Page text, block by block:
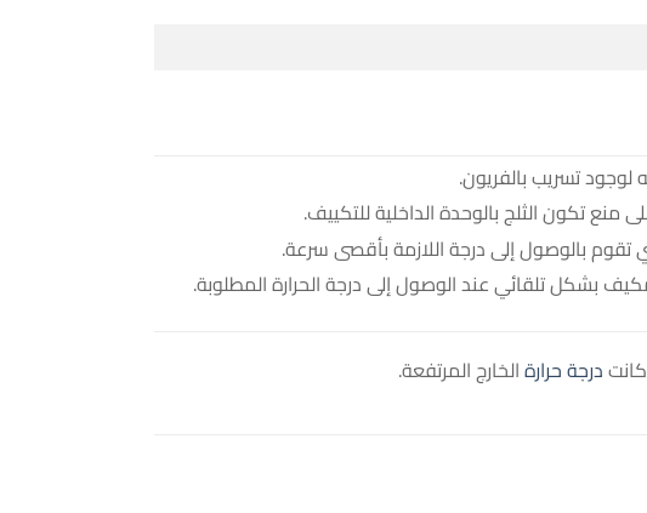
لوجود تسريب بالفريون.
تكون الثلج بالوحدة الداخلية للتكييف.
تقوم بالوصول إلى درجة اللازمة بأقصى سرعة.
بشكل تلقائي عند الوصول إلى درجة الحرارة المطلوبة.
درجة حرارةالخارج المرتفعة.